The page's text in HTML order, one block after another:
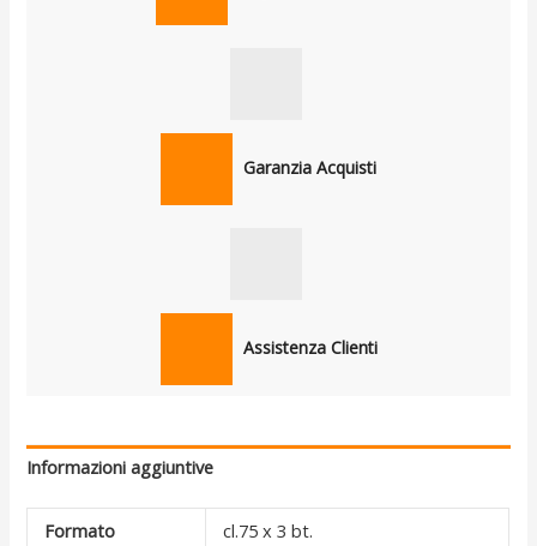
Garanzia Acquisti
Assistenza Clienti
Informazioni aggiuntive
Formato
cl.75 x 3 bt.